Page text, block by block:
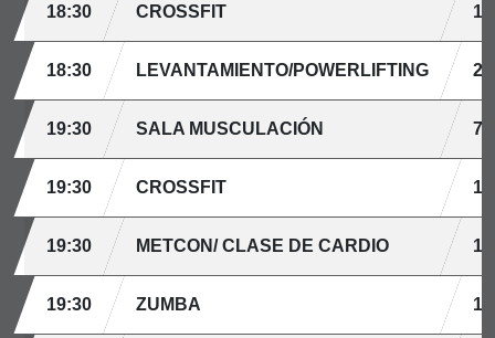
18:30 CROSSFIT
18:30 LEVANTAMIENTO/POWERLIFTING 2
19:30 SALA MUSCULACIÓN 7
19:30 CROSSFIT
19:30 METCON/ CLASE DE CARDIO
19:30 ZUMBA